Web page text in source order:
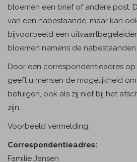
bloemen een brief of andere post.
van een nabestaande, maar kan
bijvoorbeeld een
bloemen namens de
Door een correspondentieadres
geeft u mensen de mogelijkheid
betuigen, ook als zij niet bij het
zijn.
Voorbeeld vermelding:
Correspondentieadres:
Familie Jansen